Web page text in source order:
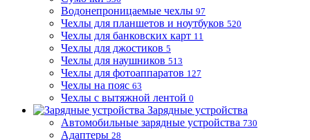
Водонепроницаемые чехлы 97
Чехлы для планшетов и ноутбуков 520
Чехлы для банковских карт 11
Чехлы для джостиков 5
Чехлы для наушников 513
Чехлы для фотоаппаратов 127
Чехлы на пояс 63
Чехлы с вытяжной лентой 0
Зарядные устройства
Автомобильные зарядные устройства 730
Адаптеры 28